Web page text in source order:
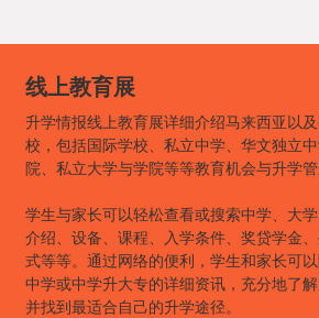
线上教育展
升学情报线上教育展详细介绍马来西亚以
校，包括国际学校、私立中学、华文独立
院、私立大学与学院等等教育机会与升学管
学生与家长可以轻松查看或搜索中学、大
介绍、设备、课程、入学条件、奖贷学金
式等等。通过网络的便利，学生和家长可
中学或中学升大专的详细资讯，充分地了
并找到最适合自己的升学途径。